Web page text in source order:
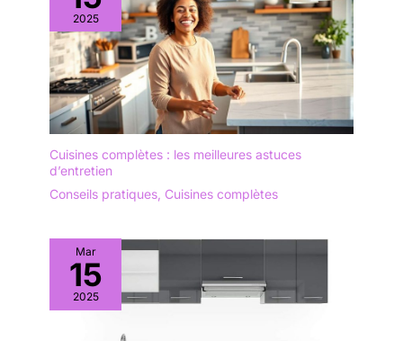
de servir du café fraîchement
préparé à tout moment et sans
gouttes, quel que soit l'endroit
où vous vous trouvez dans le
cycle de préparation, lorsque
vous retirez la carafe, la
cafetière arrête le processus de
secondes, le processus de
préparation se poursuit. Une
fois le café préparé, la plaque
la machine s'éteint
automatiquement si vous ne
2025
Cuisines complètes : les meilleures astuces
d’entretien
Conseils pratiques Cuisines complètes
Mar
15
2025